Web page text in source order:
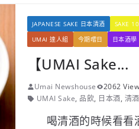
JAPANESE SAKE 日本清酒 SAKE
UMAI 達人組
今期嚐日 日本酒學
【UMAI Sake...
Umai Newshouse
2062
UMAI Sake, 品飲, 日本酒, 清酒
喝清酒的時候看看